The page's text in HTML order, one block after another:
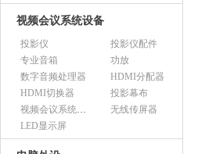
视频会议系统设备
投影仪
投影仪配件
专业音箱
功放
数字音频处理器
HDMI分配器
HDMI切换器
投影幕布
视频会议系统设备（市采）
无线传屏器
LED显示屏